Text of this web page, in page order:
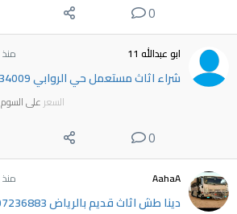
0
ابو عبدالله 11 منذ 10 ساعات
شراء اثاث مستعمل حي الروابي 0509734009
السعر على السوم
0
AahaA منذ 10 ساعات
دينا طش اثاث قديم بالرياض 0507236883